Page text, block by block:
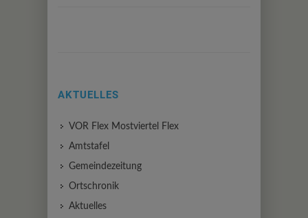
AKTUELLES
VOR Flex Mostviertel Flex
Amtstafel
Gemeindezeitung
Ortschronik
Aktuelles